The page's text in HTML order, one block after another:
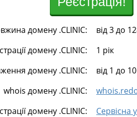
домену .CLINIC:
від 3 до
домену .CLINIC:
1 рік
домену .CLINIC:
від 1 до
whois домену .CLINIC:
домену .CLINIC:
Сервісна